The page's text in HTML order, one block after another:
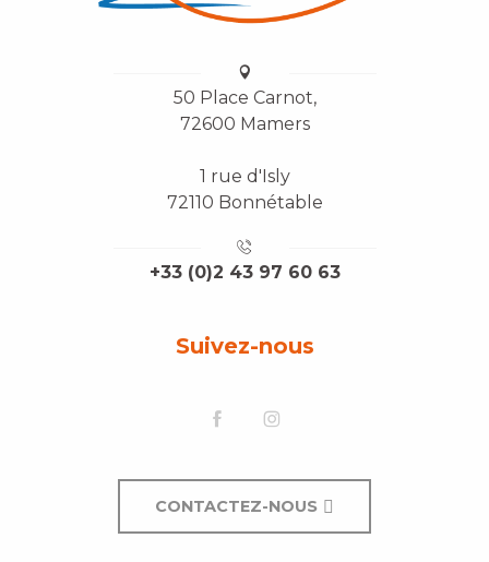
50 Place Carnot,
72600 Mamers
1 rue d'Isly
72110 Bonnétable
+33 (0)2 43 97 60 63
Suivez-nous
CONTACTEZ-NOUS